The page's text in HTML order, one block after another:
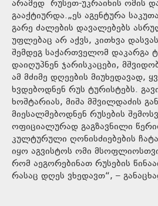
არამედ რუსეთ-უკრაინის ომის
გააქტიურდა.„ეს აგენტურა
გარე ძალების დავალებებს
უფლებაც არ აქვს, კითხვა
შემდეგ საქართველომ დაკარგა
დაიღუპნენ ჯარისკაცები,
ამ მძიმე დღეების მიუხედავად,
ხვდებოდნენ რუს ტურისტებს.
ხოშტარიას, მიშა მშვილდაძის
მიესალმებოდნენ რუსების
ოფიციალურად გაგზავნილი
კულტურული ღონისძიებების
იყო აგვისტოს ომი
რომ აეგორებინათ რუსების
რასაც დღეს ვხედავთ“, –